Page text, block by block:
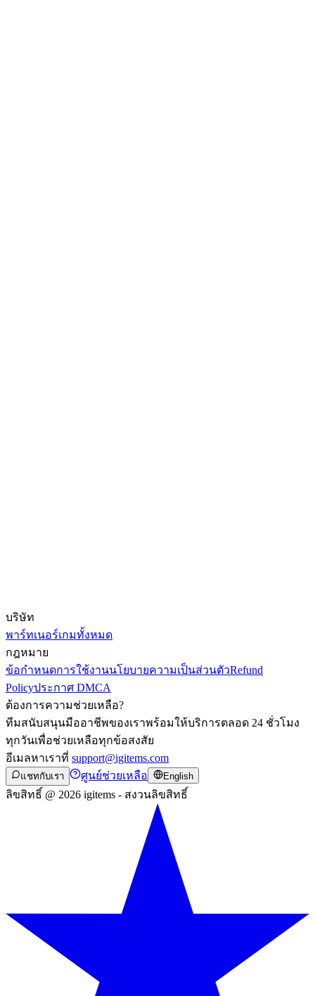
บริษัท
พาร์ทเนอร์เกมทั้งหมด
กฎหมาย
ข้อกำหนดการใช้งานนโยบายความเป็นส่วนตัวRefund
Policyประกาศ DMCA
ต้องการความช่วยเหลือ?
ทีมสนับสนุนมืออาชีพของเราพร้อมให้บริการตลอด 24 ชั่วโมง
ทุกวันเพื่อช่วยเหลือทุกข้อสงสัย
อีเมลหาเราที่ support@igitems.com
แชทกับเรา ศูนย์ช่วยเหลือ English
ลิขสิทธิ์ @ 2026 igitems - สงวนลิขสิทธิ์